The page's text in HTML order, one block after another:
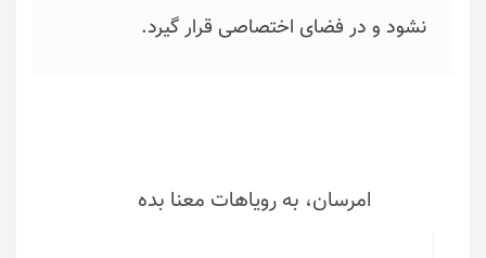
نشود و در فضای اختصاصی قرار گیرد.
امرسان، به رویاهات معنا بده